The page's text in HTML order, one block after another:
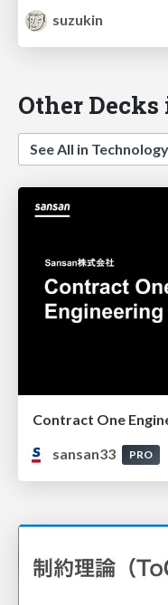
suzukin
Other
See All in Technology
Contract One
sansan33
PRO